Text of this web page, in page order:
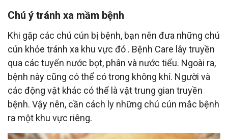
Chú ý tránh xa mầm bệnh
Khi gặp các chú cún bị bệnh, bạn nên đưa những chú
cún khỏe tránh xa khu vực đó . Bệnh Care lây truyền
qua các tuyến nước bọt, phân và nước tiểu. Ngoài ra,
bệnh này cũng có thể có trong không khí. Người và
các động vật khác có thể là vật trung gian truyền
bệnh. Vậy nên, cần cách ly những chú cún mắc bệnh
ra một khu vực riêng.